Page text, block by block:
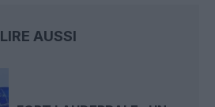
LIRE AUSSI